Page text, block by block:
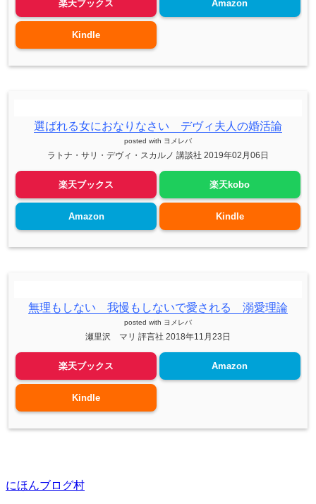
楽天ブックス Amazon
Kindle
選ばれる女におなりなさい デヴィ夫人の婚活論
posted with ヨメレバ
ラトナ・サリ・デヴィ・スカルノ 講談社 2019年02月06日
楽天ブックス 楽天kobo
Amazon Kindle
無理もしない 我慢もしないで愛される 溺愛理論
posted with ヨメレバ
瀬里沢 マリ 評言社 2018年11月23日
楽天ブックス Amazon
Kindle
にほんブログ村